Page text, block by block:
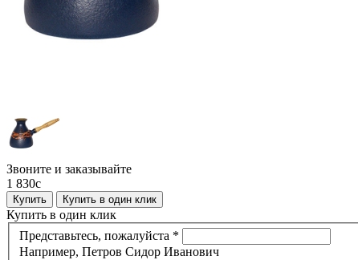
Звоните и заказывайте
1 830c
Купить Купить в один клик
Купить в один клик
Представьтесь, пожалуйста *
Например, Петров Сидор Иванович